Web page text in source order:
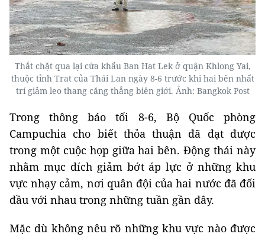
Thắt chặt qua lại cửa khẩu Ban Hat Lek ở quận Khlong Yai,
thuộc tỉnh Trat của Thái Lan ngày 8-6 trước khi hai bên nhất
trí giảm leo thang căng thẳng biên giới. Ảnh: Bangkok Post
Trong thông báo tối 8-6, Bộ Quốc phòng
Campuchia cho biết thỏa thuận đã đạt được
trong một cuộc họp giữa hai bên. Động thái này
nhằm mục đích giảm bớt áp lực ở những khu
vực nhạy cảm, nơi quân đội của hai nước đã đối
đầu với nhau trong những tuần gần đây.
Mặc dù không nêu rõ những khu vực nào được